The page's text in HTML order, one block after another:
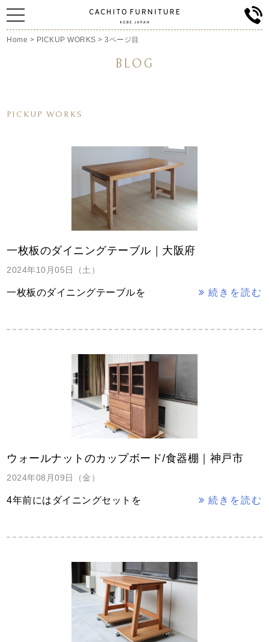
Home > PICKUP WORKS >3ページ目
BLOG
PICKUP WORKS
一枚板のダイニングテーブル｜大阪府
2024年10月05日（土）
一枚板のダイニングテーブルを 続きを読む
ウォールナットのカップボード/食器棚｜神戸市
2024年08月09日（金）
4年前にはダイニングセットを 続きを読む